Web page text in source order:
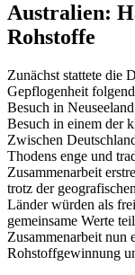
Australien:
Rohstoffe
Zunächst stattete die
Gepflogenheit
Besuch in
Besuch in einem der
Zwischen
Thodens enge und
Zusammenarbeit
trotz der
Länder würden als
gemeinsame Werte
Zusammenarbeit nun
Rohstoffgewinnung